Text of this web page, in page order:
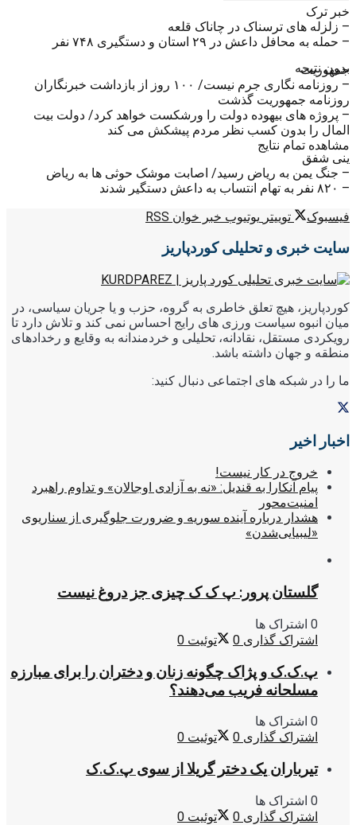
بدون نتیجه
مشاهده تمام نتایج
خبر ترک
– زلزله های ترسناک در چاناک قلعه
– حمله به محافل داعش در ۲۹ استان و دستگیری ۷۴۸ نفر
جمهوریت
– روزنامه نگاری جرم نیست/ ۱۰۰ روز از بازداشت خبرنگاران
روزنامه جمهوریت گذشت
– پروژه های بیهوده دولت را ورشکست خواهد کرد/ دولت بیت
المال را بدون کسب نظر مردم پیشکش می کند
ینی شفق
– جنگ یمن به ریاض رسید/ اصابت موشک حوثی ها به ریاض
– ۸۲۰ نفر به تهام انتساب به داعش دستگیر شدند
فیسبوک
توییتر یوتیوب خبر خوان RSS
سایت خبری و تحلیلی کوردپاریز
کوردپاریز، هیچ تعلق خاطری به گروه، حزب و یا جریان سیاسی، در
میان انبوه سیاست ورزی های رایج احساس نمی کند و تلاش دارد تا
رویکردی مستقل، نقادانه، تحلیلی و خردمندانه به وقایع و رخدادهای
منطقه و جهان داشته باشد.
ما را در شبکه های اجتماعی دنبال کنید:
اخبار اخیر
خروج در کار نیست!
پیام آنکارا به قندیل: «نه به آزادی اوجالان» و تداوم راهبرد
امنیت‌محور
هشدار درباره آینده سوریه و ضرورت جلوگیری از سناریوی
«لیبیایی‌شدن»
گلستان پرور: پ ک ک چیزی جز دروغ نیست
0 اشتراک ها
اشتراک گذاری 0 توئیت 0
پ.ک.ک و پژاک چگونه زنان و دختران را برای مبارزه
مسلحانه فریب می‌دهند؟
0 اشتراک ها
اشتراک گذاری 0 توئیت 0
تیرباران یک دختر گریلا از سوی پ.ک.ک
0 اشتراک ها
اشتراک گذاری 0 توئیت 0